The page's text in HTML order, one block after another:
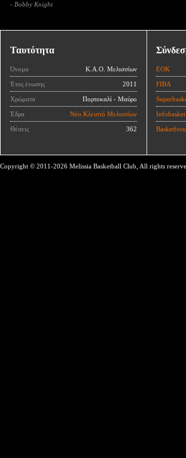
- Bobby Knight
Ταυτότητα
Όνομα Κ.Α.Ο. Μελισσίων
Έτος ένωσης 2011
Χρώματα Πορτοκαλί - Μαύρο
Έδρα Νέο Κλειστό Μελισσίων
Θέσεις 362
ΕΟΚ
FIBA
Infobasket
Copyright © 2011-2026 Melissia Basketball Club, All rights